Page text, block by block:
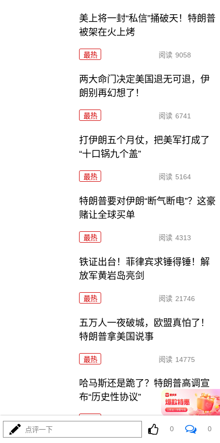
美上将一封“私信”捅破天！特朗普
被架在火上烤
最热 阅读 9058
两大命门决定美国退无可退，伊
朗别再幻想了！
最热 阅读 6741
打伊朗五个月仗，把美军打成了
“十口锅九个盖”
最热 阅读 5164
特朗普要对伊朗“断气断电”？这豪
赌让全球买单
最热 阅读 4313
铁证出台！菲律宾求锤得锤！解
放军黄岩岛亮剑
最热 阅读 21746
五万人一夜破城，欧盟真怕了！
特朗普拿美国说事
最热 阅读 14775
哈马斯还是跪了？特朗普高调宣
布“历史性协议”
最热
点评一下 0 0